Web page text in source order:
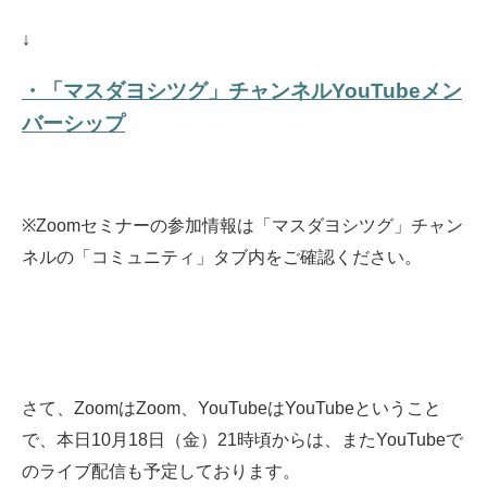
↓
・「マスダヨシツグ」チャンネルYouTubeメン
バーシップ
※Zoomセミナーの参加情報は「マスダヨシツグ」チャン
ネルの「コミュニティ」タブ内をご確認ください。
さて、ZoomはZoom、YouTubeはYouTubeということ
で、本日10月18日（金）21時頃からは、またYouTubeで
のライブ配信も予定しております。